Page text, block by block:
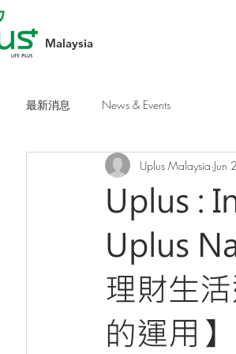
Malaysia
最新消息 News & Events
Uplus :
Uplus
理財生
的運用】
Uplus Malaysia Jun